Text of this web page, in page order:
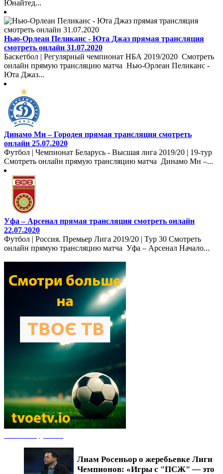
Юнайтед...
Нью-Орлеан Пеликанс - Юта Джаз прямая трансляция
смотреть онлайн 31.07.2020
Баскетбол | Регулярный чемпионат НБА 2019/2020 Смотреть
онлайн прямую трансляцию матча Нью-Орлеан Пеликанс -
Юта Джаз...
Динамо Мн – Городея прямая трансляция смотреть
онлайн 25.07.2020
Футбол | Чемпионат Беларусь - Высшая лига 2019/20 | 19-тур
Смотреть онлайн прямую трансляцию матча Динамо Мн –...
Уфа – Арсенал прямая трансляция смотреть онлайн
22.07.2020
Футбол | Россия. Премьер Лига 2019/20 | Тур 30 Смотреть
онлайн прямую трансляцию матча Уфа – Арсенал Начало...
Лиам Росеньор о жеребьевке Лиги
Чемпионов: «Игры с "ПСЖ" — это